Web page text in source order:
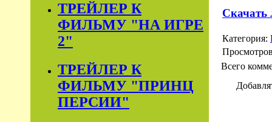
ТРЕЙЛЕР К
ФИЛЬМУ "НА ИГРЕ
2"
ТРЕЙЛЕР К
ФИЛЬМУ "ПРИНЦ
ПЕРСИИ"
Скачать
Категория:
Всего